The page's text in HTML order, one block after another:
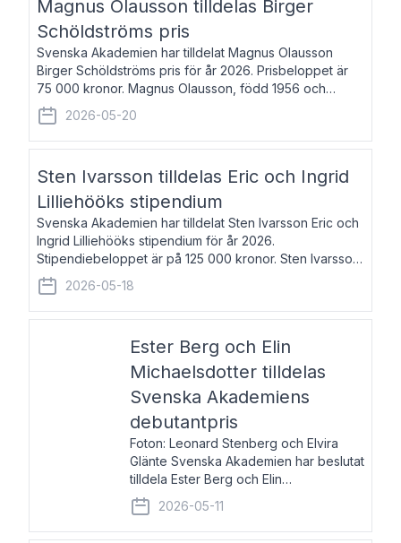
Magnus Olausson tilldelas Birger
Schöldströms pris
Svenska Akademien har tilldelat Magnus Olausson
Birger Schöldströms pris för år 2026. Prisbeloppet är
75 000 kronor. Magnus Olausson, född 1956 och
bosatt i Stockholm, är konstvetare, museiman och
hovman. Han disputerade 1993 vid Uppsala un
2026-05-20
Sten Ivarsson tilldelas Eric och Ingrid
Lilliehööks stipendium
Svenska Akademien har tilldelat Sten Ivarsson Eric och
Ingrid Lilliehööks stipendium för år 2026.
Stipendiebeloppet är på 125 000 kronor. Sten Ivarsson,
född 1979, är mediateksamordnare vid
Söderslättsgymnasiet i Trelleborg. Här har han på
2026-05-18
Ester Berg och Elin
Michaelsdotter tilldelas
Svenska Akademiens
debutantpris
Foton: Leonard Stenberg och Elvira
Glänte Svenska Akademien har beslutat
tilldela Ester Berg och Elin
Michaelsdotter Svenska Akademiens
debutantpris för år 2026. Priset är
nyinstiftat och syftar till att lyfta fram
2026-05-11